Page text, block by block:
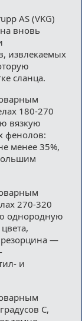
AS (VKG)
вновь
извлекаемых
сланца.
180-270
вязкую
фенолов:
менее 35%,
270-320
однородную
—
и
С,